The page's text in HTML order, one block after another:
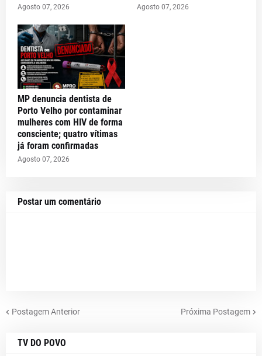
Agosto 07, 2026 Agosto 07, 2026
MP denuncia dentista de
Porto Velho por contaminar
mulheres com HIV de forma
consciente; quatro vítimas
já foram confirmadas
Agosto 07, 2026
Postar um comentário
Postagem Anterior Próxima Postagem
TV DO POVO